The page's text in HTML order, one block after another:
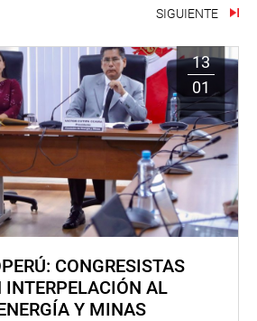
SIGUIENTE
13
01
CONGRESISTAS
INTERPELACIÓN AL
Y MINAS